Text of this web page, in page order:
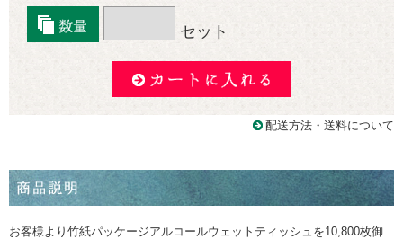
セット
配送方法・送料について
お客様より竹紙パッケージアルコールウェットティッシュを10,800枚御